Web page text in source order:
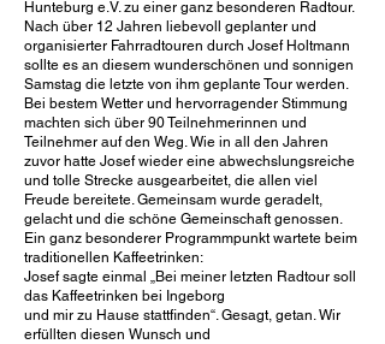
Hunteburg e.V. zu einer ganz besonderen Radtour.
Nach über 12 Jahren liebevoll geplanter und
organisierter Fahrradtouren durch Josef Holtmann
sollte es an diesem wunderschönen und sonnigen
Samstag die letzte von ihm geplante Tour werden.
Bei bestem Wetter und hervorragender Stimmung
machten sich über 90 Teilnehmerinnen und
Teilnehmer auf den Weg. Wie in all den Jahren
zuvor hatte Josef wieder eine abwechslungsreiche
und tolle Strecke ausgearbeitet, die allen viel
Freude bereitete. Gemeinsam wurde geradelt,
gelacht und die schöne Gemeinschaft genossen.
Ein ganz besonderer Programmpunkt wartete beim
traditionellen Kaffeetrinken:
Josef sagte einmal „Bei meiner letzten Radtour soll
das Kaffeetrinken bei Ingeborg
und mir zu Hause stattfinden“. Gesagt, getan. Wir
erfüllten diesen Wunsch und